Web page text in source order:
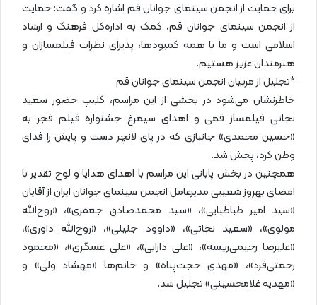
برای حمایت از انجمن سینمای جوانان قم اشاره کرد و گفت: حمایت
از انجمن سینمای جوانان قم، کمک به اداره‌کل فرهنگ و ارشاد
اسلامی است و ما با همه کمبودها، پذیرای نظرات فیلمسازان و
هنرمندان عزیز هستیم.
*تجلیل از مربیان انجمن سینمای جوانان قم
خاطرنشان می‌شود در بخشی از این مراسم، کلیپ حضور سعید
نجاتی فیلمساز قمی و اهدای سیمرغ جشنواره فیلم فجر به
«حسین محمدی» جانبازی که در پای لانچر دست و پایش را فدای
وطن کرد، پخش شد.
همچنین در بخش پایانی این مراسم با اهدای هدایا و لوح تقدیر با
امضای بهروز شعیبی مدیرعامل انجمن سینمای جوانان ایران از آقایان
«سید امیر طباطبایی»، «سید محمدصادق جعفری»، «روح‌الله
مولوی»، «سعید نجاتی»، «داوود جلیلی»، «روح‌الله داوری»،
«علیرضا رحیمی‌ریسه»، «علی دارایی»، «علی عسگری»، «محمود
رحمتی‌فرد»، «مهدی حجت‌پناه» و خانم‌ها «مهشاد ولی» و
«مهدیه غلامحسینی» تجلیل شد.